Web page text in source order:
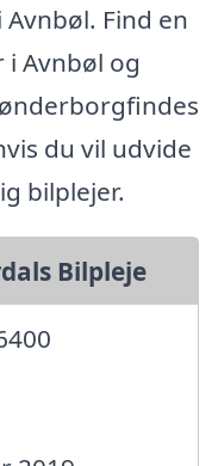
Find en
Avnbøl og
du vil udvide
bilplejer.
Bilpleje